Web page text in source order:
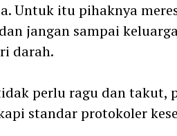
Untuk itu pihaknya
jangan sampai
darah.
perlu ragu dan takut,
standar protokoler